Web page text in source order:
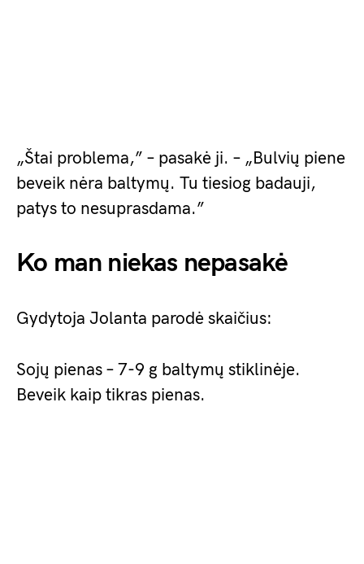
„Štai problema,” – pasakė ji. – „Bulvių piene
beveik nėra baltymų. Tu tiesiog badauji,
patys to nesuprasdama.”
Ko man niekas nepasakė
Gydytoja Jolanta parodė skaičius:
Sojų pienas – 7-9 g baltymų stiklinėje.
Beveik kaip tikras pienas.